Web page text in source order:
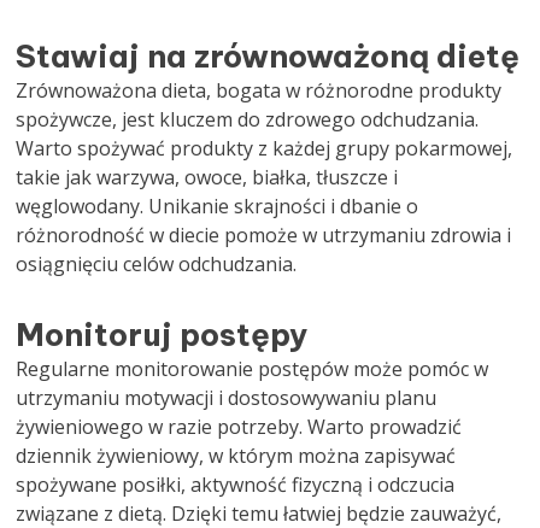
Stawiaj na zrównoważoną dietę
Zrównoważona dieta, bogata w różnorodne produkty
spożywcze, jest kluczem do zdrowego odchudzania.
Warto spożywać produkty z każdej grupy pokarmowej,
takie jak warzywa, owoce, białka, tłuszcze i
węglowodany. Unikanie skrajności i dbanie o
różnorodność w diecie pomoże w utrzymaniu zdrowia i
osiągnięciu celów odchudzania.
Monitoruj postępy
Regularne monitorowanie postępów może pomóc w
utrzymaniu motywacji i dostosowywaniu planu
żywieniowego w razie potrzeby. Warto prowadzić
dziennik żywieniowy, w którym można zapisywać
spożywane posiłki, aktywność fizyczną i odczucia
związane z dietą. Dzięki temu łatwiej będzie zauważyć,